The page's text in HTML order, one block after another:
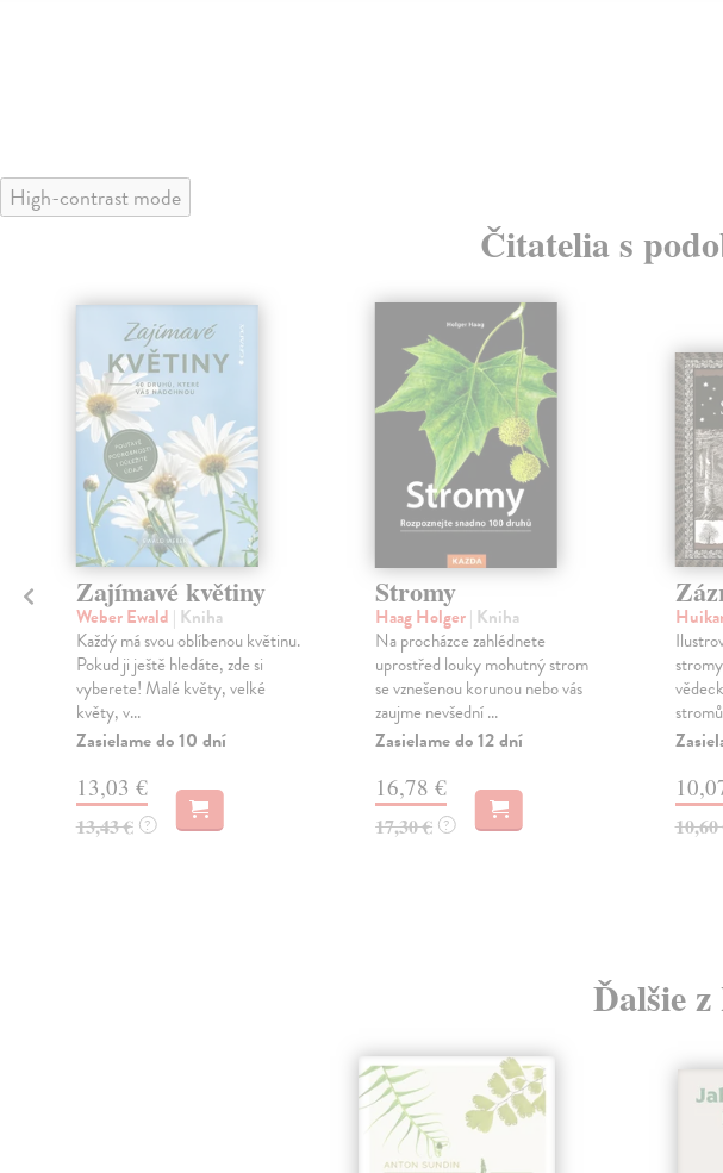
High-contrast mode
Čitatelia s
Zajímavé květiny
Weber Ewald | Kniha
Každý má svou oblíbenou květinu.
Pokud ji ještě hledáte, zde si
vyberete! Malé květy, velké
květy, v...
Zasielame do 10 dní
13,03 €
13,43 € ?
Stromy
Haag Holger| Kniha
Na procházce zahlédnete
uprostřed louky mohutný strom
se vznešenou korunou nebo vás
zaujme nevšední ...
Zasielame do 12 dní
16,78 €
17,30 € ? 10,60
Ďalšie